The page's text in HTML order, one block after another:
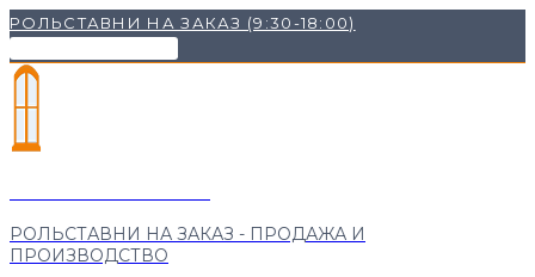
Перейти
к
содержимому
РОЛЬСТАВНИ НА ЗАКАЗ (9:30-18:00)
РОЛЬСТАВНИ НА ЗАКАЗ - ПРОДАЖА И
ПРОИЗВОДСТВО